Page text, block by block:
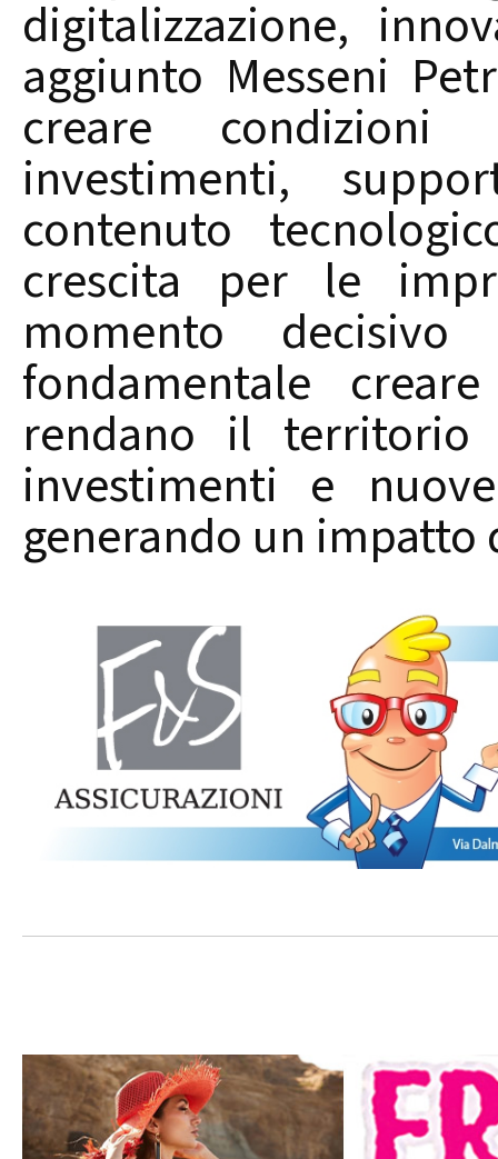
digitalizzazione,
aggiunto Messeni
creare
investimenti,
contenuto
crescita per le
momento
fondamentale
rendano il
investimenti e
generando un